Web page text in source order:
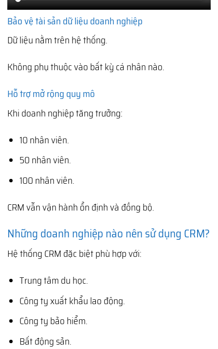
Bảo vệ tài sản dữ liệu doanh nghiệp
Dữ liệu nằm trên hệ thống.
Không phụ thuộc vào bất kỳ cá nhân nào.
Hỗ trợ mở rộng quy mô
Khi doanh nghiệp tăng trưởng:
10 nhân viên.
50 nhân viên.
100 nhân viên.
CRM vẫn vận hành ổn định và đồng bộ.
Những doanh nghiệp nào nên sử dụng CRM?
Hệ thống CRM đặc biệt phù hợp với:
Trung tâm du học.
Công ty xuất khẩu lao động.
Công ty bảo hiểm.
Bất động sản.